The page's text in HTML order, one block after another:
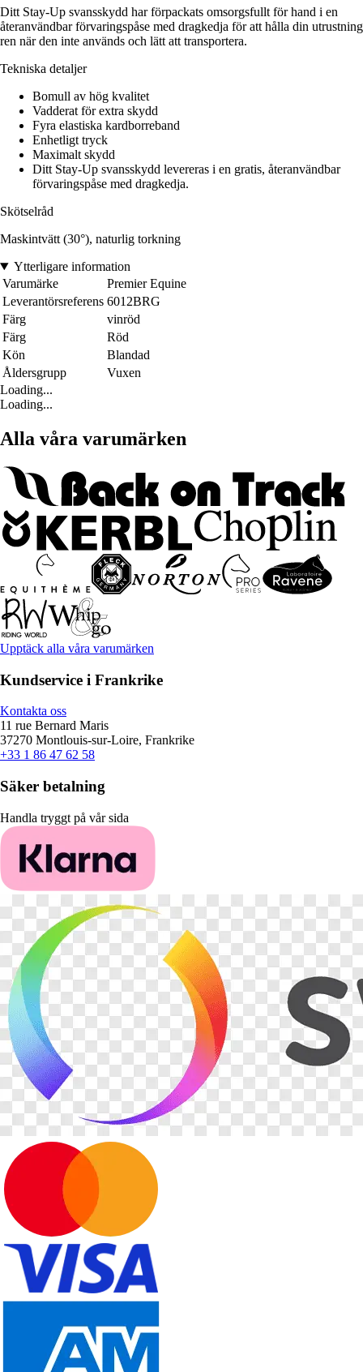
Ditt Stay-Up svansskydd har förpackats omsorgsfullt för hand i en
återanvändbar förvaringspåse med dragkedja för att hålla din utrustning
ren när den inte används och lätt att transportera.
Tekniska detaljer
Bomull av hög kvalitet
Vadderat för extra skydd
Fyra elastiska kardborreband
Enhetligt tryck
Maximalt skydd
Ditt Stay-Up svansskydd levereras i en gratis, återanvändbar
förvaringspåse med dragkedja.
Skötselråd
Maskintvätt (30°), naturlig torkning
Ytterligare information
Varumärke
Premier Equine
Leverantörsreferens 6012BRG
Färg
vinröd
Färg
Röd
Kön
Blandad
Åldersgrupp
Vuxen
Loading...
Loading...
Alla våra varumärken
Upptäck alla våra varumärken
Kundservice i Frankrike
Kontakta oss
11 rue Bernard Maris
37270 Montlouis-sur-Loire, Frankrike
+33 1 86 47 62 58
Säker betalning
Handla tryggt på vår sida